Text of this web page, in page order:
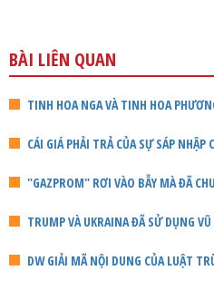
BÀI LIÊN QUAN
TINH HOA NGA VÀ TINH HOA
CÁI GIÁ PHẢI TRẢ CỦA SỰ SÁP NHẬP
"GAZPROM" RƠI VÀO BẪY MÀ ĐÃ
TRUMP VÀ UKRAINA ĐÃ SỬ DỤNG
DW GIẢI MÃ NỘI DUNG CỦA LUẬT